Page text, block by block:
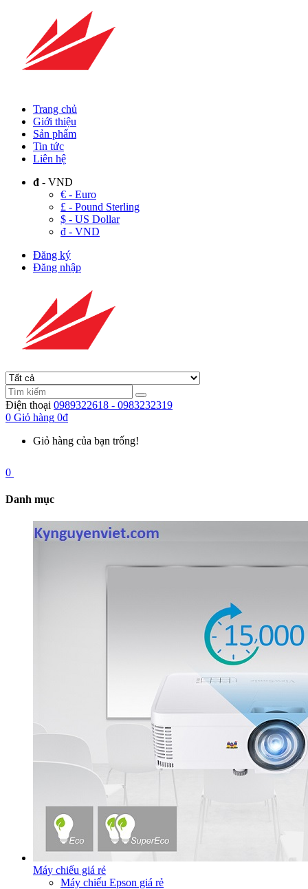
Trang chủ
Giới thiệu
Sản phẩm
Tin tức
Liên hệ
đ - VND
€ - Euro
£ - Pound Sterling
$ - US Dollar
đ - VND
Đăng ký
Đăng nhập
Điện thoại 0989322618 - 0983232319
0 Giỏ hàng 0đ
Giỏ hàng của bạn trống!
0
Danh mục
Máy chiếu giá rẻ
Máy chiếu Epson giá rẻ